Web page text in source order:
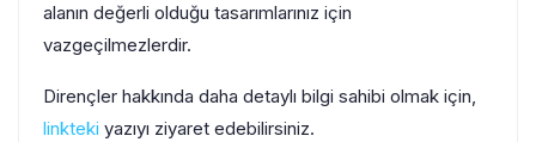
alanın değerli olduğu tasarımlarınız için
vazgeçilmezlerdir.
Dirençler hakkında daha detaylı bilgi sahibi olmak için,
linkteki yazıyı ziyaret edebilirsiniz.